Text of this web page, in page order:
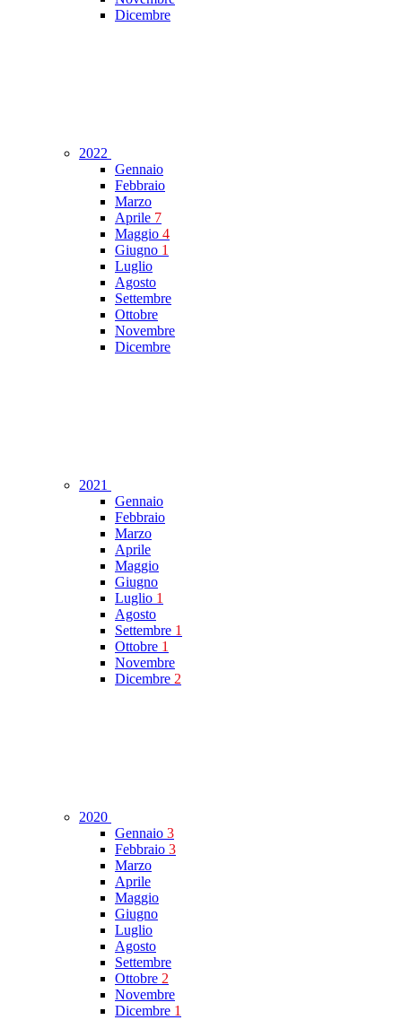
Dicembre
2022
Gennaio
Febbraio
Marzo
Aprile 7
Maggio 4
Giugno 1
Luglio
Agosto
Settembre
Ottobre
Novembre
Dicembre
2021
Gennaio
Febbraio
Marzo
Aprile
Maggio
Giugno
Luglio 1
Agosto
Settembre 1
Ottobre 1
Novembre
Dicembre 2
2020
Gennaio 3
Febbraio 3
Marzo
Aprile
Maggio
Giugno
Luglio
Agosto
Settembre
Ottobre 2
Novembre
Dicembre 1